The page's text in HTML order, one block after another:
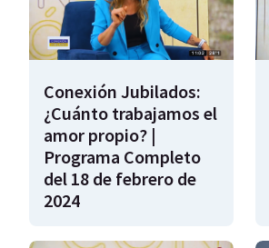
Conexión Jubilados:
¿Cuánto trabajamos el
amor propio? |
Programa Completo
del 18 de febrero de
2024